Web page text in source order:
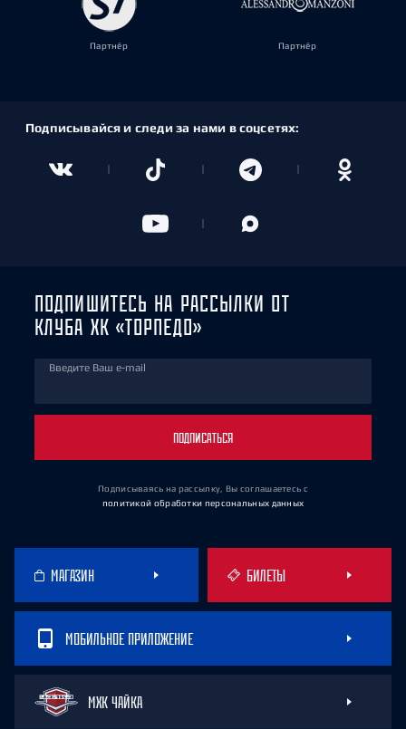
Партнёр Партнёр
Подписывайся и следи за нами в соцсетях:
ПОДПИШИТЕСЬ НА РАССЫЛКИ ОТ
КЛУБА ХК «ТОРПЕДО»
Введите Ваш e-mail
ПОДПИСАТЬСЯ
Подписываясь на рассылку, Вы соглашаетесь с
политикой обработки персональных данных
МАГАЗИН БИЛЕТЫ
МОБИЛЬНОЕ ПРИЛОЖЕНИЕ
МХК ЧАЙКА